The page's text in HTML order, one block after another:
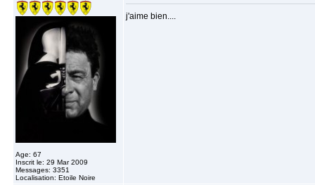
Age: 67
Inscrit le: 29 Mar 2009
Messages: 3351
Localisation: Etoile Noire
j'aime bien....